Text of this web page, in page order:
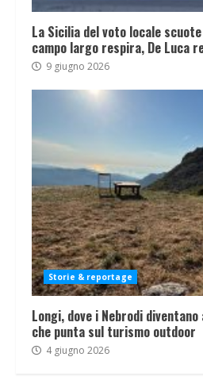
La Sicilia del voto locale
campo largo respira, De Luca
9 giugno 2026
Storie & reportage
Longi, dove i Nebrodi
che punta sul turismo outdoor
4 giugno 2026